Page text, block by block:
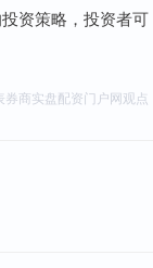
资策略，投资者可
商实盘配资门户网观点